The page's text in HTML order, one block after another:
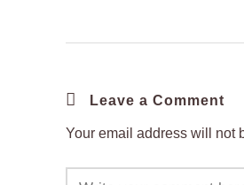
Leave a Comment
Your email address will not